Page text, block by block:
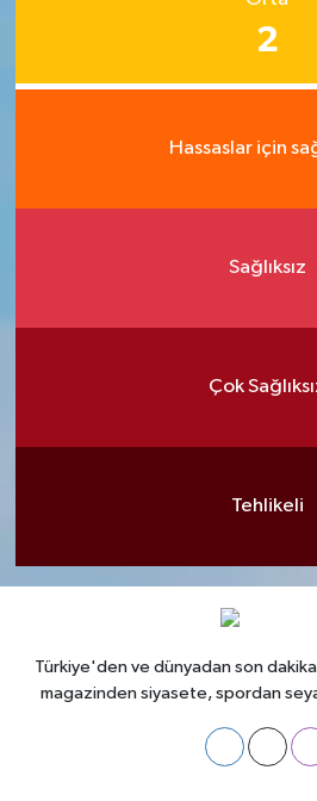
2
Hassaslar için
Sağlıksız
Çok
Tehlikeli
Türkiye'den ve dünyadan son
magazinden siyasete, spordan